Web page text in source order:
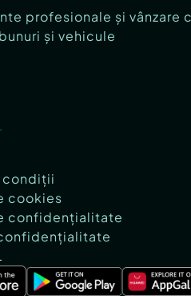
profesionale și vânzare
și vehicule
condiții
cookies
confidențialitate